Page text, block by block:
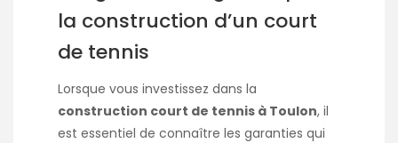
la construction d’un court
de tennis
Lorsque vous investissez dans la
construction court de tennis à Toulon, il
est essentiel de connaître les garanties qui